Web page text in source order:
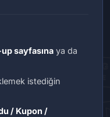
sayfasına ya da
istediğin
/ Kupon /